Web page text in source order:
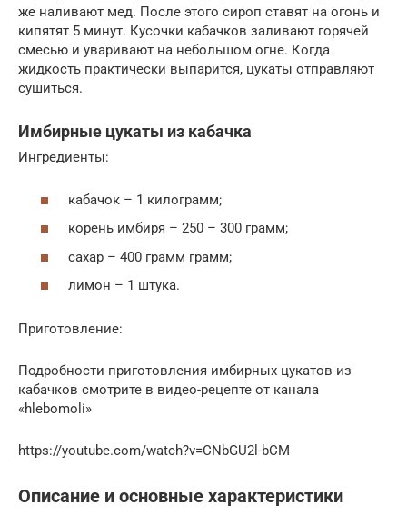
же наливают мед. После этого сироп ставят на огонь и
кипятят 5 минут. Кусочки кабачков заливают горячей
смесью и уваривают на небольшом огне. Когда
жидкость практически выпарится, цукаты отправляют
сушиться.
Имбирные цукаты из кабачка
Ингредиенты:
кабачок – 1 килограмм;
корень имбиря – 250 – 300 грамм;
сахар – 400 грамм грамм;
лимон – 1 штука.
Приготовление:
Подробности приготовления имбирных цукатов из
кабачков смотрите в видео-рецепте от канала
«hlebomoli»
https://youtube.com/watch?v=CNbGU2l-bCM
Описание и основные характеристики